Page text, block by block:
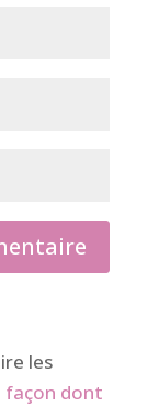
les
façon dont